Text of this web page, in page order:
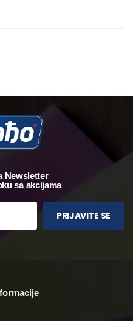
Newsletter
sa akcijama
PRIJAVITE SE